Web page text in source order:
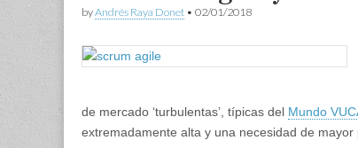
byAndrés Raya Donet • 02/01/2018
de mercado ‘turbulentas’, típicas del Mundo
extremadamente alta y una necesidad de